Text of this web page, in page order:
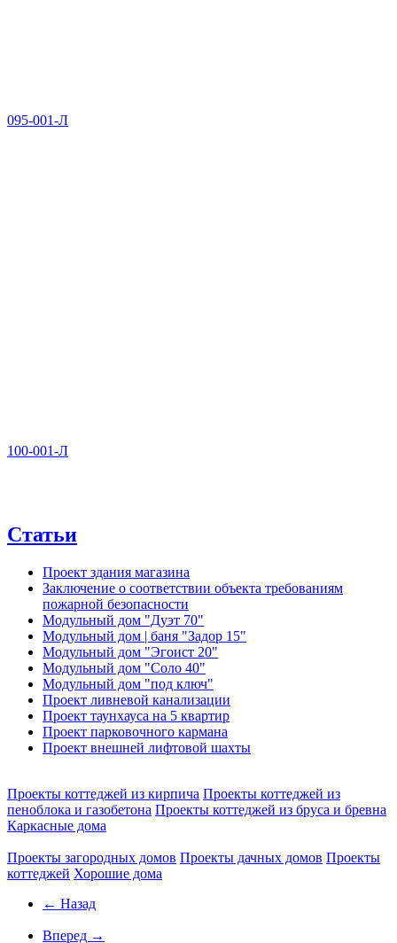
095-001-Л
100-001-Л
Статьи
Проект здания магазина
Заключение о соответствии объекта требованиям
пожарной безопасности
Модульный дом "Дуэт 70"
Модульный дом | баня "Задор 15"
Модульный дом "Эгоист 20"
Модульный дом "Соло 40"
Модульный дом "под ключ"
Проект ливневой канализации
Проект таунхауса на 5 квартир
Проект парковочного кармана
Проект внешней лифтовой шахты
Проекты коттеджей из кирпича Проекты коттеджей из
пеноблока и газобетона Проекты коттеджей из бруса и бревна
Каркасные дома
Проекты загородных домов Проекты дачных домов Проекты
коттеджей Хорошие дома
← Назад
Вперед →